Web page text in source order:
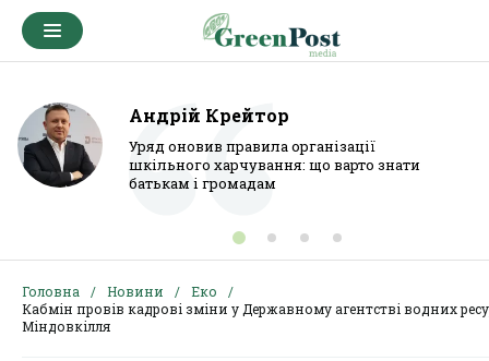
Андрій Крейтор
Уряд оновив правила організації
шкільного харчування: що варто знати
батькам і громадам
Головна Новини
Еко
Кабмін провів кадрові зміни у Державному агентстві водних
Міндовкілля